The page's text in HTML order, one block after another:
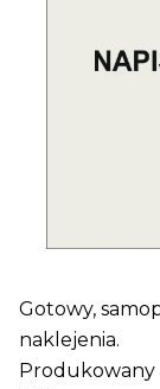
Gotowy,
naklejenia.
Produkowany